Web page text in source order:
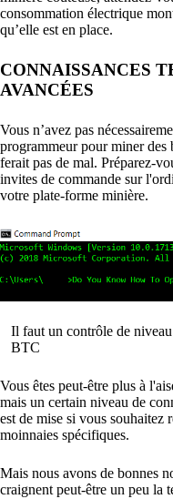
consommation électrique
qu’elle est en place.
CONNAISSANCES
AVANCÉES
Vous n’avez pas
programmeur pour miner des
ferait pas de mal. Préparez-
invites de commande sur
votre plate-forme minière.
Il faut un contrôle de
BTC
Vous êtes peut-être plus à
mais un certain niveau de
est de mise si vous souhaitez
moinnaies spécifiques.
Mais nous avons de bonnes
craignent peut-être un peu la